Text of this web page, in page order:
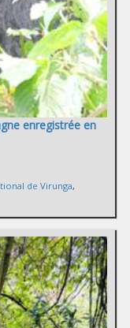
enregistrée en
de Virunga,